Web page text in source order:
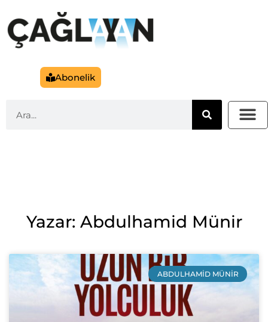
Abonelik
Yazar: Abdulhamid Münir
ABDULHAMID MÜNIR